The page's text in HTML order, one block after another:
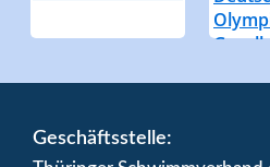
Geschäftsstelle: